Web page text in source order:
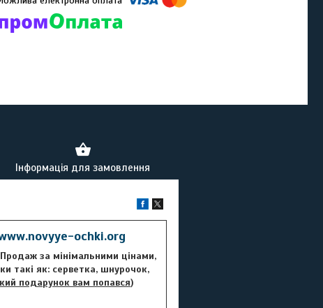
Інформація для замовлення
ochki.org
Продаж за мінімальними цінами,
такі як: серветка, шнурочок,
подарунок вам попався)